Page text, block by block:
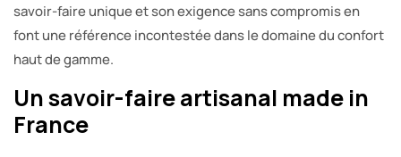
savoir-faire unique et son exigence sans compromis en
font une référence incontestée dans le domaine du confort
haut de gamme.
Un savoir-faire artisanal made in
France